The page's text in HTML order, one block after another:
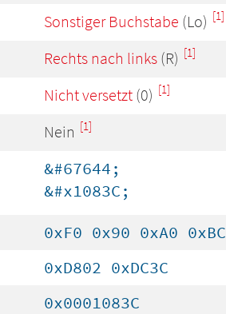
Sonstiger Buchstabe (Lo) [1]
Rechts nach links (R) [1]
Nicht versetzt (0) [1]
Nein [1]
&#67644;
&#x1083C;
0xF0 0x90 0xA0 0xBC
0xD802 0xDC3C
0x0001083C